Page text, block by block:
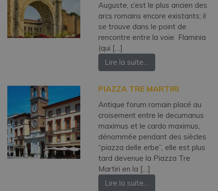
Auguste, c’est le plus ancien des
arcs romains encore existants; il
se trouve dans le point de
rencontre entre la voie Flaminia
(qui […]
Lire la suite…
PIAZZA TRE MARTIRI
Antique forum romain placé au
croisement entre le decumanus
maximus et le cardo maximus,
dénommée pendant des siècles
“piazza delle erbe”, elle est plus
tard devenue la Piazza Tre
Martiri en la […]
Lire la suite…